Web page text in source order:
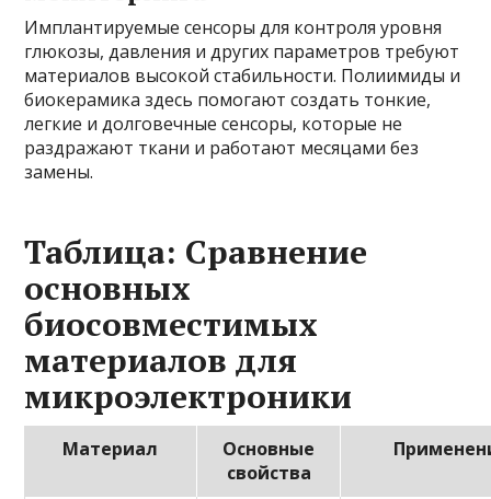
Имплантируемые сенсоры для контроля уровня
глюкозы, давления и других параметров требуют
материалов высокой стабильности. Полиимиды и
биокерамика здесь помогают создать тонкие,
легкие и долговечные сенсоры, которые не
раздражают ткани и работают месяцами без
замены.
Таблица: Сравнение
основных
биосовместимых
материалов для
микроэлектроники
Материал
Основные
свойства